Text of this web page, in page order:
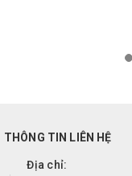
THÔNG TIN LIÊN HỆ
Địa chỉ: